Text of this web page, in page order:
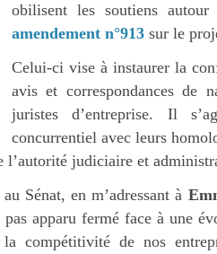
obilisent les soutiens
amendement n°913 sur le
Celui-ci vise à instaurer la
avis et correspondances de
juristes d’entreprise. Il
concurrentiel avec leurs
l’autorité judiciaire et
Sénat, en m’adressant à
pas apparu fermé face à une
compétitivité de nos